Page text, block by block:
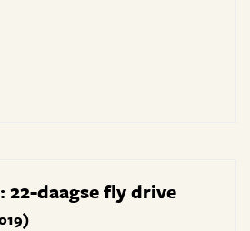
22-daagse fly drive